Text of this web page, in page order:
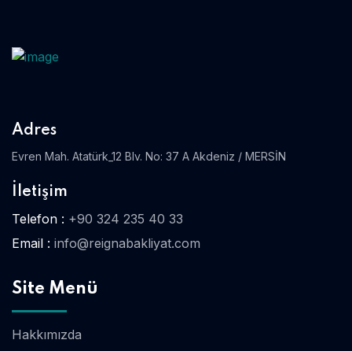
Adres
Evren Mah. Atatürk_12 Blv. No: 37 A Akdeniz / MERSİN
İletişim
Telefon : +90 324 235 40 33
Email : info@reignabakliyat.com
Site Menü
Hakkımızda